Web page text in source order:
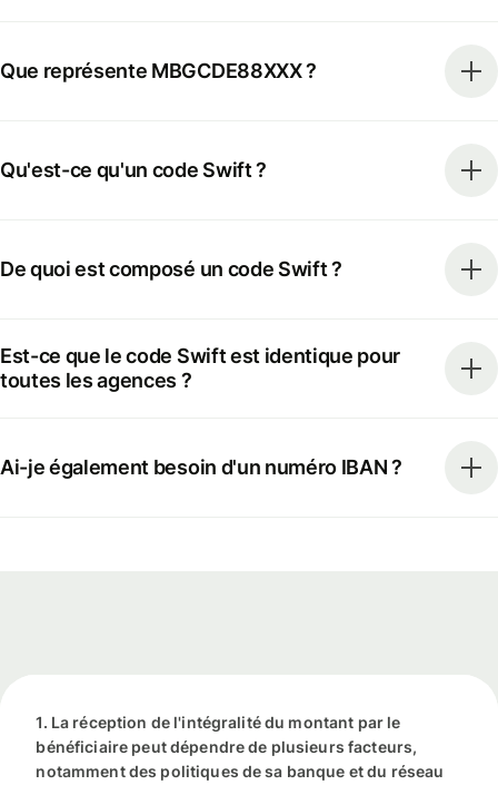
Que représente MBGCDE88XXX ?
Qu'est-ce qu'un code Swift ?
De quoi est composé un code Swift ?
Est-ce que le code Swift est identique pour
toutes les agences ?
Ai-je également besoin d'un numéro IBAN ?
1. La réception de l'intégralité du montant par le
bénéficiaire peut dépendre de plusieurs facteurs,
notamment des politiques de sa banque et du réseau